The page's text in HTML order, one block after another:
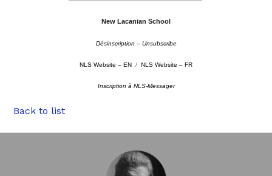
New Lacanian School
Désinscription – Unsubscribe
NLS Website – EN / NLS Website – FR
Inscription à NLS-Messager
Back to list